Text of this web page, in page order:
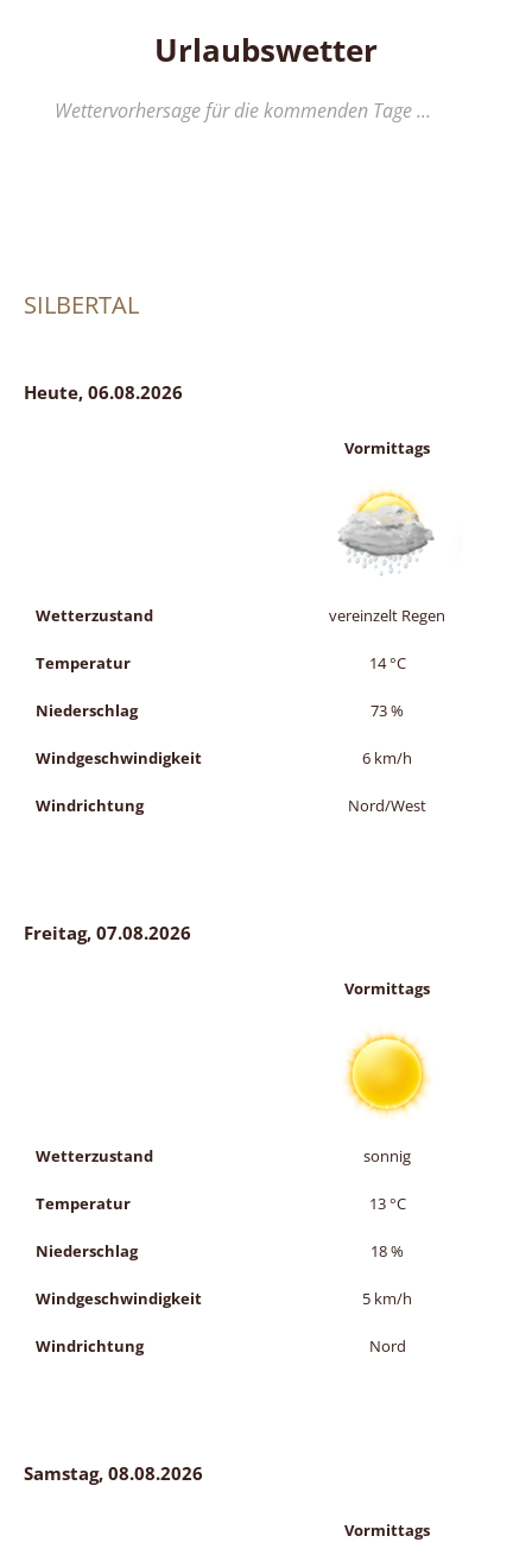
Urlaubswetter
Wettervorhersage für die kommenden Tage ...
SILBERTAL
Heute, 06.08.2026
Vormittags
Wetterzustand vereinzelt Regen
Temperatur 14°C
Niederschlag 73%
Windgeschwindigkeit 6 km/h
Windrichtung Nord/West
Freitag, 07.08.2026
Vormittags
Wetterzustand sonnig
Temperatur 13°C
Niederschlag 18%
Windgeschwindigkeit 5 km/h
Windrichtung Nord
Samstag, 08.08.2026
Vormittags